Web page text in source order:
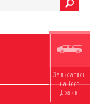
Записатись
на Тест
Драйв